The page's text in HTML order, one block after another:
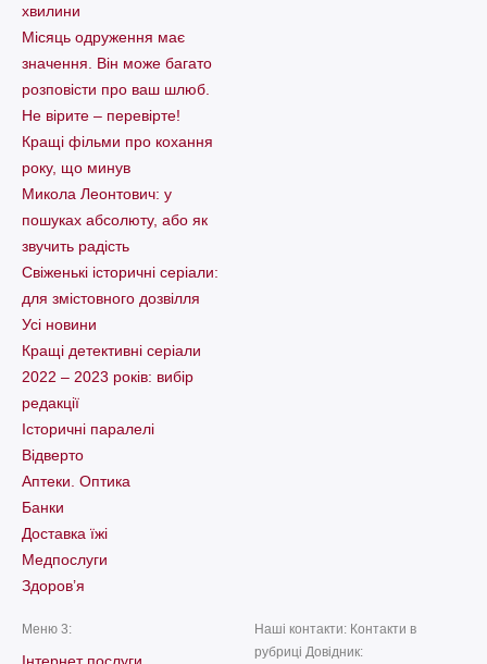
хвилини
Місяць одруження має
значення. Він може багато
розповісти про ваш шлюб.
Не вірите – перевірте!
Кращі фільми про кохання
року, що минув
Микола Леонтович: у
пошуках абсолюту, або як
звучить радість
Свіженькі історичні серіали:
для змістовного дозвілля
Усі новини
Кращі детективні серіали
2022 – 2023 років: вибір
редакції
Історичні паралелі
Відверто
Аптеки. Оптика
Банки
Доставка їжі
Медпослуги
Здоров’я
Меню 3:
Інтернет послуги
Наші контакти: Контакти в
рубриці Довідник: